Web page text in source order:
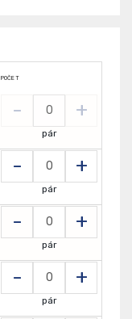
POČET
- +
pár
- +
pár
- +
pár
- +
pár